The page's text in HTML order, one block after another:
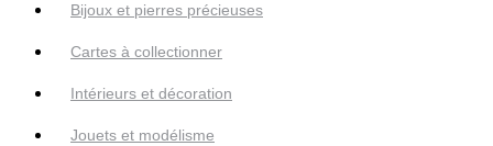
Bijoux et pierres précieuses
Cartes à collectionner
Intérieurs et décoration
Jouets et modélisme